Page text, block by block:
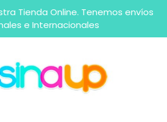
Tienda Online. Tenemos envíos
e Internacionales